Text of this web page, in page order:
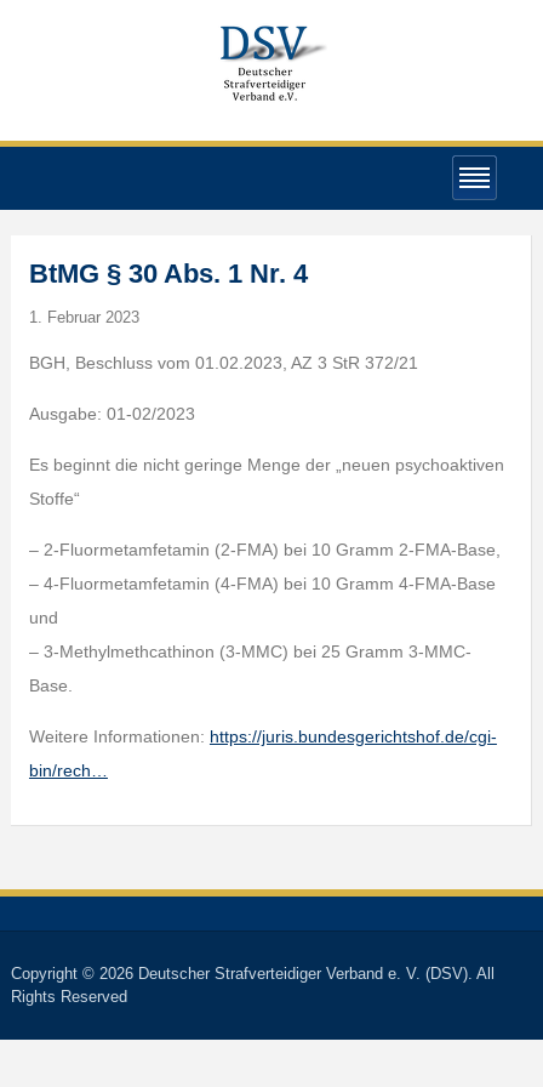
BtMG § 30 Abs. 1 Nr. 4
1. Februar 2023
BGH, Beschluss vom 01.02.2023, AZ 3 StR 372/21
Ausgabe: 01-02/2023
Es beginnt die nicht geringe Menge der „neuen psychoaktiven
Stoffe“
– 2-Fluormetamfetamin (2-FMA) bei 10 Gramm 2-FMA-Base,
– 4-Fluormetamfetamin (4-FMA) bei 10 Gramm 4-FMA-Base
und
– 3-Methylmethcathinon (3-MMC) bei 25 Gramm 3-MMC-
Base.
Weitere Informationen: https://juris.bundesgerichtshof.de/cgi-
bin/rech…
Copyright © 2026 Deutscher Strafverteidiger Verband e. V. (DSV). All
Rights Reserved